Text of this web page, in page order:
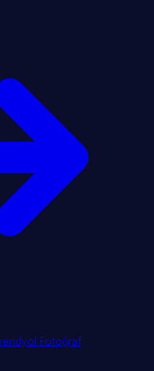
Fotoğraf